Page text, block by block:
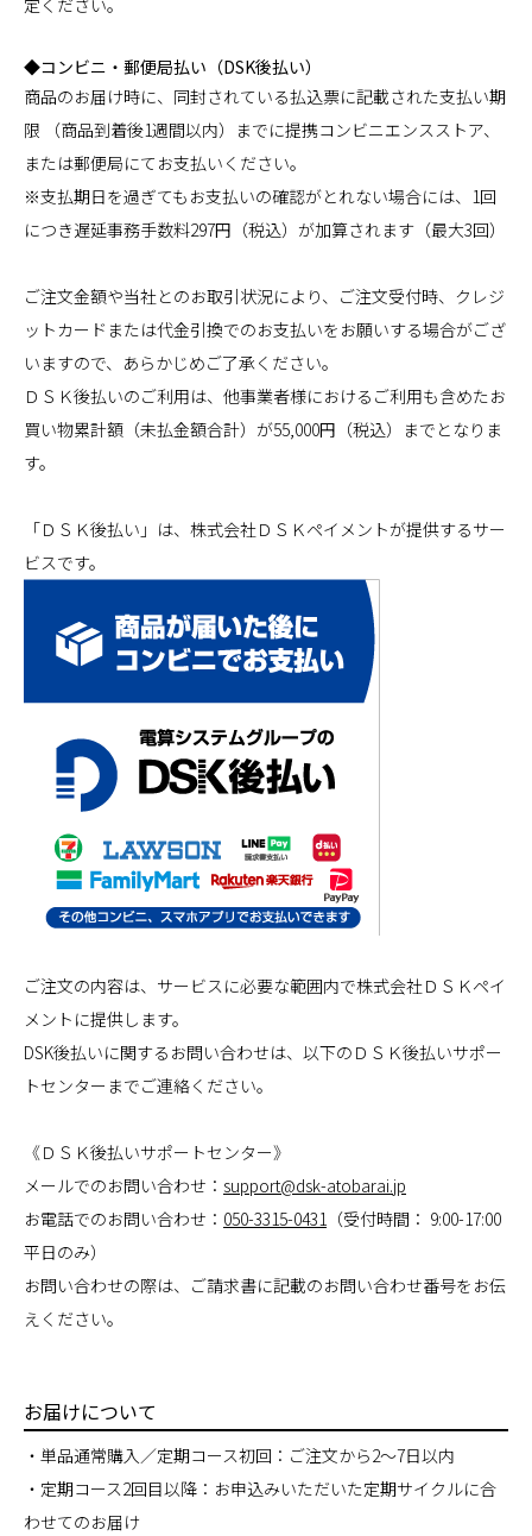
◆コンビニ・郵便局払い（DSK後払い）
商品のお届け時に、同封されている払込票に記載された支払い期
限 （商品到着後1週間以内）までに提携コンビニエンスストア、
または郵便局にてお支払いください。
※支払期日を過ぎてもお支払いの確認がとれない場合には、1回
につき遅延事務手数料297円（税込）が加算されます（最大3回）
ご注文金額や当社とのお取引状況により、ご注文受付時、クレジ
ットカードまたは代金引換でのお支払いをお願いする場合がござ
いますので、あらかじめご了承ください。
ＤＳＫ後払いのご利用は、他事業者様におけるご利用も含めたお
買い物累計額（未払金額合計）が55,000円（税込）までとなりま
す。
「ＤＳＫ後払い」は、株式会社ＤＳＫペイメントが提供するサー
ビスです。
ご注文の内容は、サービスに必要な範囲内で株式会社ＤＳＫペイ
メントに提供します。
DSK後払いに関するお問い合わせは、以下のＤＳＫ後払いサポー
トセンターまでご連絡ください。
《ＤＳＫ後払いサポートセンター》
メールでのお問い合わせ： support@dsk-atobarai.jp
お電話でのお問い合わせ： 050-3315-0431 （受付時間： 9:00-17:00
平日のみ）
お問い合わせの際は、ご請求書に記載のお問い合わせ番号をお伝
えください。
お届けについて
・単品通常購入／定期コース初回：ご注文から2～7日以内
・定期コース2回目以降：お申込みいただいた定期サイクルに合
わせてのお届け